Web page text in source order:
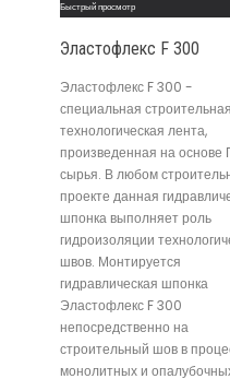
Быстрый просмотр
Эластофлекс F 300
Эластофлекс F 300 -
специальная строительная
технологическая лента,
произведенная на основе
сырья. В любом
проекте данная
шпонка выполняет роль
гидроизоляции
швов. Монтируется
гидравлическая шпонка
Эластофлекс F 300
непосредственно на
строительный шов в
монолитных и